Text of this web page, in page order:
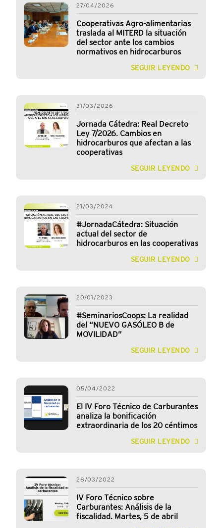
27/04/2026
Cooperativas Agro-alimentarias
traslada al MITERD la situación
del sector ante los cambios
normativos en hidrocarburos
SEGUIR LEYENDO
31/03/2026
Jornada Cátedra: Real Decreto
Ley 7/2026. Cambios en
hidrocarburos que afectan a las
cooperativas
SEGUIR LEYENDO
21/03/2024
#JornadaCátedra: Situación
actual del sector de
hidrocarburos en las cooperativas
SEGUIR LEYENDO
20/01/2023
#SeminariosCoops: La realidad
del “NUEVO GASÓLEO B de
MOVILIDAD”
SEGUIR LEYENDO
05/04/2022
El IV Foro Técnico de Carburantes
analiza la bonificación
extraordinaria de los 20 céntimos
SEGUIR LEYENDO
28/03/2022
IV Foro Técnico sobre
Carburantes: Análisis de la
fiscalidad. Martes, 5 de abril